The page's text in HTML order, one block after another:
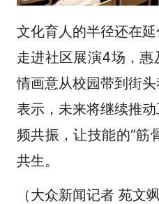
文化育人的半径还在
走进社区展演4场，
情画意从校园带到街
表示，未来将继续推
频共振，让技能的“筋
共生。
（大众新闻记者 苑文飒